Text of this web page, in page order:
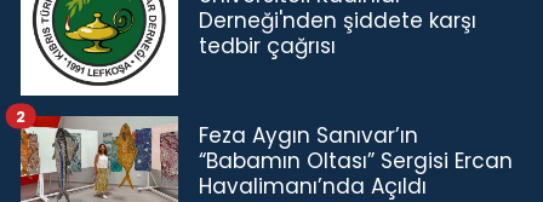
Derneği'nden şiddete karşı
tedbir çağrısı
Feza Aygın Sanıvar’ın
“Babamın Oltası” Sergisi Ercan
Havalimanı’nda Açıldı
2